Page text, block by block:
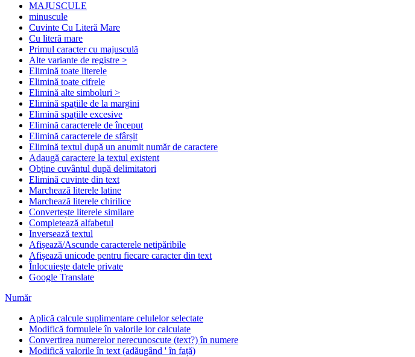
MAJUSCULE
minuscule
Cuvinte Cu Literă Mare
Cu literă mare
Primul caracter cu majusculă
Alte variante de registre >
Elimină toate literele
Elimină toate cifrele
Elimină alte simboluri >
Elimină spațiile de la margini
Elimină spațiile excesive
Elimină caracterele de început
Elimină caracterele de sfârșit
Elimină textul după un anumit număr de caractere
Adaugă caractere la textul existent
Obține cuvântul după delimitatori
Elimină cuvinte din text
Marchează literele latine
Marchează literele chirilice
Convertește literele similare
Completează alfabetul
Inversează textul
Afișează/Ascunde caracterele netipăribile
Afișează unicode pentru fiecare caracter din text
Înlocuiește datele private
Google Translate
Număr
Aplică calcule suplimentare celulelor selectate
Modifică formulele în valorile lor calculate
Convertirea numerelor nerecunoscute (text?) în numere
Modifică valorile în text (adăugând ' în față)